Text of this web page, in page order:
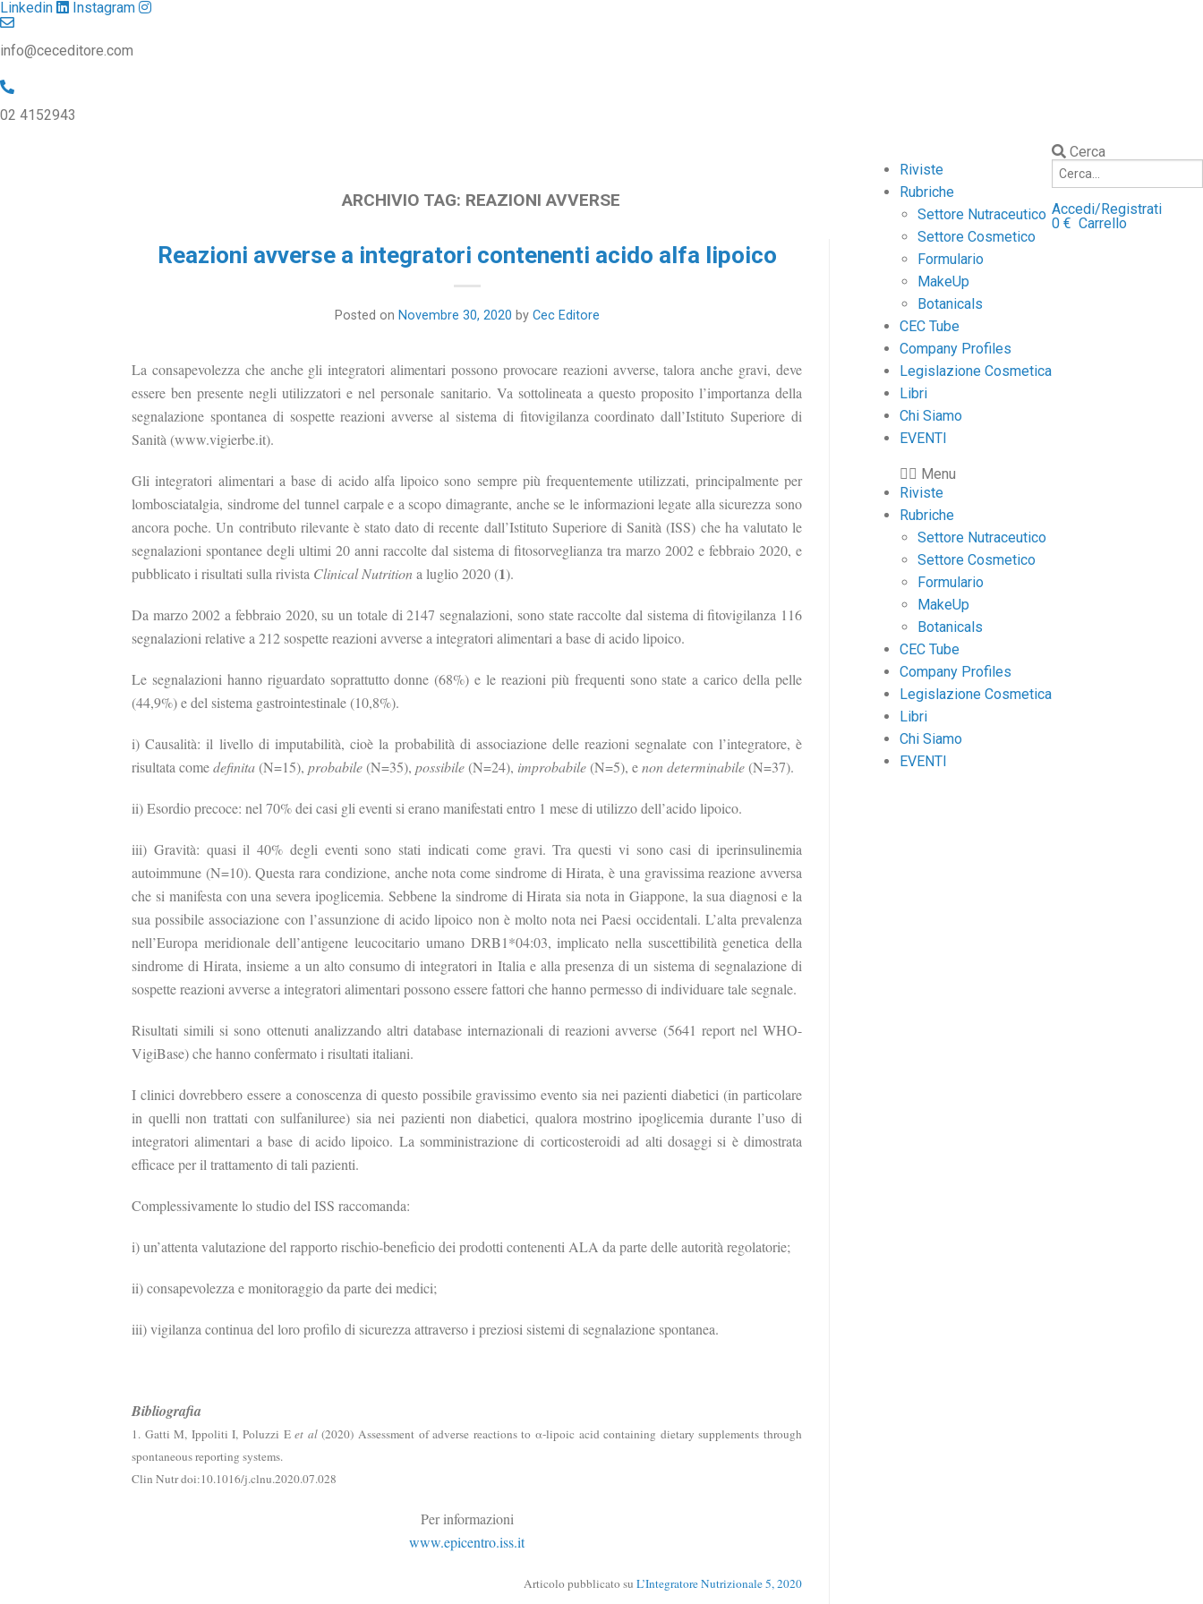
Linkedin Instagram
info@ceceditore.com
02 4152943
Cerca
Accedi/Registrati
0 € Carrello
Riviste
Rubriche
Settore Nutraceutico
Settore Cosmetico
Formulario
MakeUp
Botanicals
CEC Tube
Company Profiles
Legislazione Cosmetica
Libri
Chi Siamo
EVENTI
Menu
Riviste
Rubriche
Settore Nutraceutico
Settore Cosmetico
Formulario
MakeUp
Botanicals
CEC Tube
Company Profiles
Legislazione Cosmetica
Libri
Chi Siamo
EVENTI
ARCHIVIO TAG: REAZIONI AVVERSE
Reazioni avverse a integratori contenenti acido alfa lipoico
Posted on Novembre 30, 2020 by Cec Editore
La consapevolezza che anche gli integratori alimentari possono provocare reazioni avverse, talora anche gravi, deve
essere ben presente negli utilizzatori e nel personale sanitario. Va sottolineata a questo proposito l’importanza della
segnalazione spontanea di sospette reazioni avverse al sistema di fitovigilanza coordinato dall’Istituto Superiore di
Sanità (www.vigierbe.it).
Gli integratori alimentari a base di acido alfa lipoico sono sempre più frequentemente utilizzati, principalmente per
lombosciatalgia, sindrome del tunnel carpale e a scopo dimagrante, anche se le informazioni legate alla sicurezza sono
ancora poche. Un contributo rilevante è stato dato di recente dall’Istituto Superiore di Sanità (ISS) che ha valutato le
segnalazioni spontanee degli ultimi 20 anni raccolte dal sistema di fitosorveglianza tra marzo 2002 e febbraio 2020, e
pubblicato i risultati sulla rivista Clinical Nutritiona luglio 2020 (1).
Da marzo 2002 a febbraio 2020, su un totale di 2147 segnalazioni, sono state raccolte dal sistema di fitovigilanza 116
segnalazioni relative a 212 sospette reazioni avverse a integratori alimentari a base di acido lipoico.
Le segnalazioni hanno riguardato soprattutto donne (68%) e le reazioni più frequenti sono state a carico della pelle
(44,9%) e del sistema gastrointestinale (10,8%).
i) Causalità: il livello di imputabilità, cioè la probabilità di associazione delle reazioni segnalate con l’integratore, è
risultata comedefinita (N=15), probabile (N=35), possibile (N=24), improbabile (N=5), enon determinabile (N=37).
ii)Esordio precoce: nel 70% dei casi gli eventi si erano manifestati entro 1 mese di utilizzo dell’acido lipoico.
iii) Gravità: quasi il 40% degli eventi sono stati indicati come gravi. Tra questi vi sono casi di iperinsulinemia
autoimmune (N=10). Questa rara condizione, anche nota come sindrome di Hirata, è una gravissima reazione avversa
che si manifesta con una severa ipoglicemia. Sebbene la sindrome di Hirata sia nota in Giappone, la sua diagnosi e la
sua possibile associazione con l’assunzione di acido lipoico non è molto nota nei Paesi occidentali. L’alta prevalenza
nell’Europa meridionale dell’antigene leucocitario umano DRB1*04:03, implicato nella suscettibilità genetica della
sindrome di Hirata, insieme a un alto consumo di integratori in Italia e alla presenza di un sistema di segnalazione di
sospette reazioni avverse a integratori alimentari possono essere fattori che hanno permesso di individuare tale segnale.
Risultati simili si sono ottenuti analizzando altri database internazionali di reazioni avverse (5641 report nel WHO-
VigiBase) che hanno confermato i risultati italiani.
I clinici dovrebbero essere a conoscenza di questo possibile gravissimo evento sia nei pazienti diabetici (in particolare
in quelli non trattati con sulfaniluree) sia nei pazienti non diabetici, qualora mostrino ipoglicemia durante l’uso di
integratori alimentari a base di acido lipoico. La somministrazione di corticosteroidi ad alti dosaggi si è dimostrata
efficace per il trattamento di tali pazienti.
Complessivamente lo studio del ISS raccomanda:
i) un’attenta valutazione del rapporto rischio-beneficio dei prodotti contenenti ALA da parte delle autorità regolatorie;
ii) consapevolezza e monitoraggio da parte dei medici;
iii) vigilanza continua del loro profilo di sicurezza attraverso i preziosi sistemi di segnalazione spontanea.
Bibliografia
1. Gatti M, Ippoliti I, Poluzzi Eet al(2020) Assessment of adverse reactions toα-lipoic acid containing dietary supplements through
spontaneous reporting systems.
Clin Nutr doi:10.1016/j.clnu.2020.07.028
Per informazioni
www.epicentro.iss.it
Articolo pubblicato su L’Integratore Nutrizionale 5, 2020